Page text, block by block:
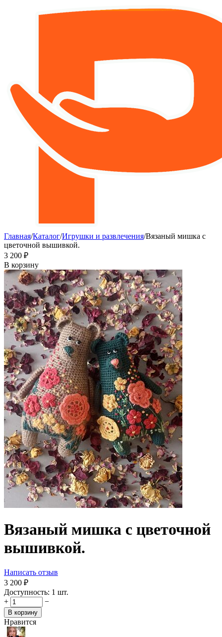
Главная/Каталог/Игрушки и развлечения/Вязаный мишка с
цветочной вышивкой.
3 200 ₽
В корзину
Вязаный мишка с цветочной
вышивкой.
Написать отзыв
3 200 ₽
Доступность: 1 шт.
+
−
В корзину
Нравится